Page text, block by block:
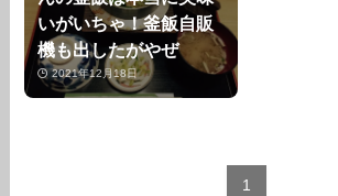
いがいちゃ！釜飯自販
機も出したがやぜ
2021年12月18日
1